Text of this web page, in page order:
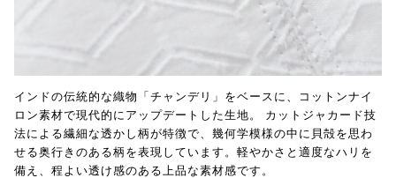
インドの伝統的な織物「チャンデリ」をベースに、コットンナイ
ロン素材で現代的にアップデートした生地。 カットジャカード技
法による繊細な透かし柄が特徴で、幾何学模様の中に貝殻を思わ
せる奥行きのある柄を表現しています。軽やかさと適度なハリを
備え、程よい透け感のある上品な素材感です。